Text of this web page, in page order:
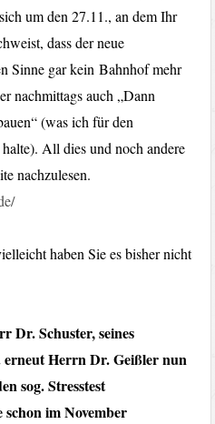
um den 27.11., an dem Ihr
dass der neue
Sinne gar kein Bahnhof mehr
nachmittags auch „Dann
(was ich für den
All dies und noch andere
nachzulesen.
haben Sie es bisher nicht
Dr. Schuster, seines
erneut Herrn Dr. Geißler nun
sog. Stresstest
im November